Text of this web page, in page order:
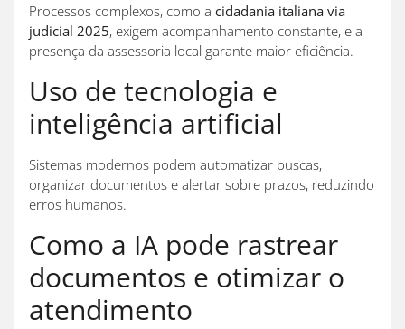
Processos complexos, como a cidadania italiana via
judicial 2025, exigem acompanhamento constante, e a
presença da assessoria local garante maior eficiência.
Uso de tecnologia e
inteligência artificial
Sistemas modernos podem automatizar buscas,
organizar documentos e alertar sobre prazos, reduzindo
erros humanos.
Como a IA pode rastrear
documentos e otimizar o
atendimento